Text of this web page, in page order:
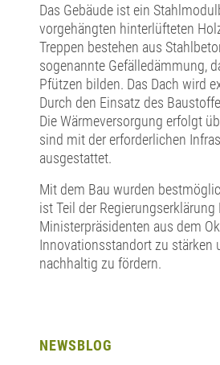
Das Gebäude ist ein
vorgehängten hinterlüfteten
Treppen bestehen aus
sogenannte Gefälledämmung,
Pfützen bilden. Das Dach wird
Durch den Einsatz des
Die Wärmeversorgung erfolgt
sind mit der erforderlichen
ausgestattet.
Mit dem Bau wurden
ist Teil der
Ministerpräsidenten aus dem
Innovationsstandort zu stärken
nachhaltig zu fördern.
NEWSBLOG